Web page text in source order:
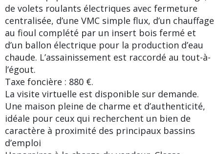
de volets roulants électriques avec fermeture
centralisée, d’une VMC simple flux, d’un chauffage
au fioul complété par un insert bois fermé et
d’un ballon électrique pour la production d’eau
chaude. L’assainissement est raccordé au tout-à-
l’égout.
Taxe foncière : 880 €.
La visite virtuelle est disponible sur demande.
Une maison pleine de charme et d’authenticité,
idéale pour ceux qui recherchent un bien de
caractère à proximité des principaux bassins
d’emploi